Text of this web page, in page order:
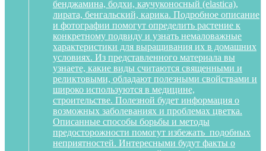
бенджамина, бодхи, каучуконосный (elastica),
лирата, бенгальский, карика. Подробное описание
и фотографии помогут определить растение к
конкретному подвиду и узнать немаловажные
характеристики для выращивания их в домашних
условиях. Из представленного материала вы
узнаете, какие виды считаются священными и
реликтовыми, обладают полезными свойствами и
широко используются в медицине,
строительстве. Полезной будет информация о
возможных заболеваниях и проблемах цветка.
Описанные способы борьбы и методы
предосторожности помогут избежать подобных
неприятностей. Интересными будут факты о